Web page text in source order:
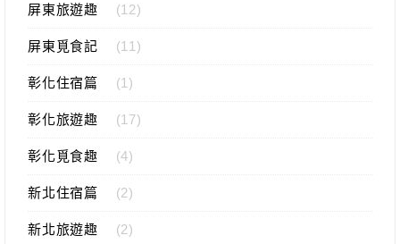
屏東旅遊趣 (12)
屏東覓食記 (11)
彰化住宿篇 (1)
彰化旅遊趣 (17)
彰化覓食趣 (4)
新北住宿篇 (2)
新北旅遊趣 (2)